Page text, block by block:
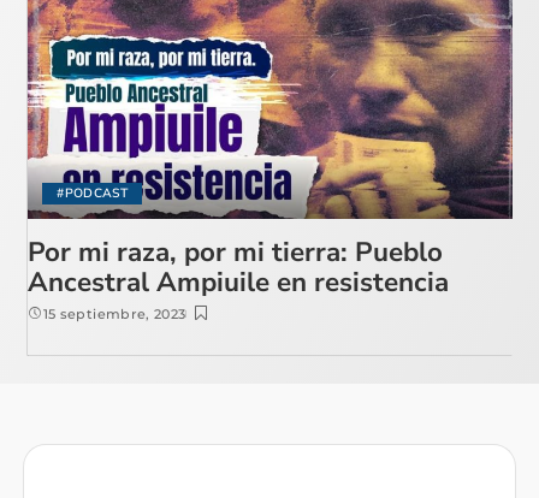
#PODCAST
Por mi raza, por mi tierra: Pueblo
Ancestral Ampiuile en resistencia
15 septiembre, 2023